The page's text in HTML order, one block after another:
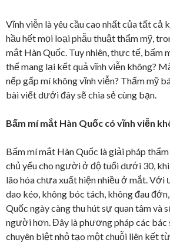
Vĩnh viễn là yêu cầu cao nhất của tất cả
hầu hết mọi loại phẫu thuật thẩm mỹ,
mắt Hàn Quốc. Tuy nhiên, thực tế, bấm
thể mang lại kết quả vĩnh viễn không?
nếp gấp mí không vĩnh viễn? Thẩm mỹ
bài viết dưới đây sẽ chia sẻ cùng bạn.
Bấm mí mắt Hàn Quốc có vĩnh viễn
Bấm mí mắt Hàn Quốc là giải pháp
chủ yếu cho người ở độ tuổi dưới 30,
lão hóa chưa xuất hiện nhiều ở mắt. Với
dao kéo, không bóc tách, không đau
Quốc ngày càng thu hút sự quan tâm và
người hơn. Đây là phương pháp các bác
chuyên biệt nhỏ tạo một chuỗi liên kết